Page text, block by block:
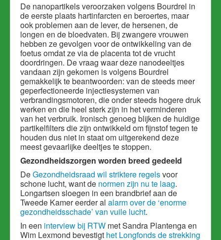
De nanopartikels veroorzaken volgens Bourdrel in
de eerste plaats hartinfarcten en beroertes, maar
ook problemen aan de lever, de hersenen, de
longen en de bloedvaten. Bij zwangere vrouwen
hebben ze gevolgen voor de ontwikkeling van de
foetus omdat ze via de placenta tot de vrucht
doordringen. De vraag waar deze nanodeeltjes
vandaan zijn gekomen is volgens Bourdrel
gemakkelijk te beantwoorden: van de steeds meer
geperfectioneerde injectiesystemen van
verbrandingsmotoren, die onder steeds hogere druk
werken en die heel sterk zijn in het verminderen
van het verbruik. Ironisch genoeg blijken de huidige
partikelfilters die zijn ontwikkeld om fijnstof tegen te
houden dus niet in staat om uitgerekend deze
meest gevaarlijke deeltjes te stoppen.
Gezondheidszorgen worden breed gedeeld
DeGezondheidsraad wil striktere regelsvoor
schone lucht, want de normen zijn nu te laag.
Longartsen sloegen in een brandbrief aan de
Tweede Kamer eerder al alarm over de ‘enorme
gezondheidsschade’ van vuile lucht.
In een interview bij RTW met Sandra Plantenga en
Wim Lexmond bevestigt het Longfonds de strekking